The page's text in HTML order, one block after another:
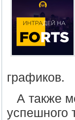
графиков.
А также
успешного